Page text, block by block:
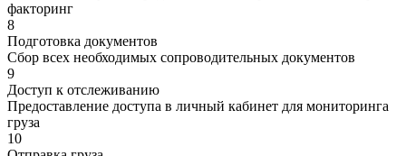
факторинг
8
Подготовка документов
Сбор всех необходимых сопроводительных документов
9
Доступ к отслеживанию
Предоставление доступа в личный кабинет для мониторинга
груза
10